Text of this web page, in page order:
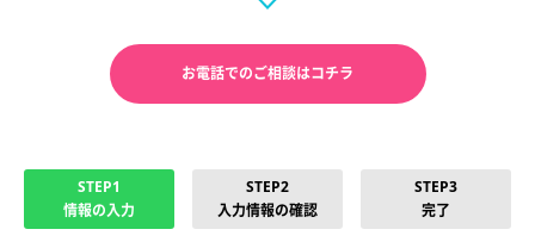
お電話でのご相談はコチラ
STEP1
情報の入力
STEP2
入力情報の確認
STEP3
完了